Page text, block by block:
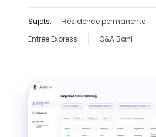
Sujets:
Résidence permanente
Entrée Express
Q&A Bani
Voir
la
démo